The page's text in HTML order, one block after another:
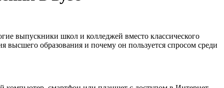
выпускники школ и колледжей вместо классического
высшего образования и почему он пользуется спросом среди